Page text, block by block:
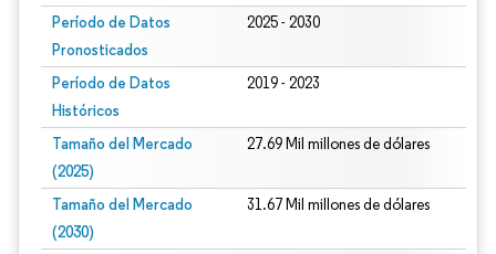
Período de Datos
Pronosticados
2025 - 2030
Período de Datos
Históricos
2019 - 2023
Tamaño del Mercado
(2025)
27.69 Mil millones de dólares
Tamaño del Mercado
(2030)
31.67 Mil millones de dólares